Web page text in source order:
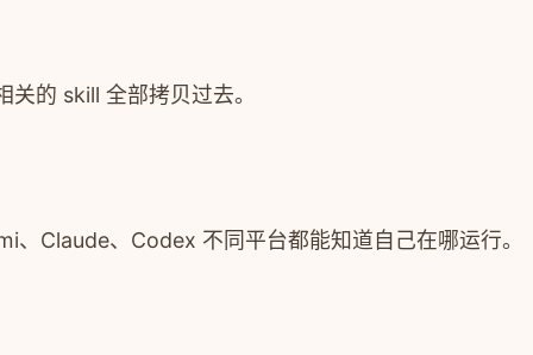
的 skill 全部拷贝过去。
Claude、Codex 不同平台都能知道自己在哪运行。